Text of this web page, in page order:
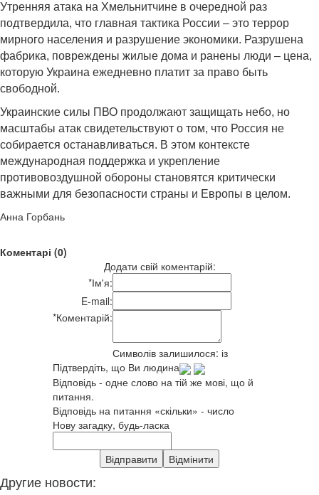
Утренняя атака на Хмельнитчине в очередной раз
подтвердила, что главная тактика России – это террор
мирного населения и разрушение экономики. Разрушена
фабрика, повреждены жилые дома и ранены люди – цена,
которую Украина ежедневно платит за право быть
свободной.
Украинские силы ПВО продолжают защищать небо, но
масштабы атак свидетельствуют о том, что Россия не
собирается останавливаться. В этом контексте
международная поддержка и укрепление
противовоздушной обороны становятся критически
важными для безопасности страны и Европы в целом.
Анна Горбань
Коментарі (0)
Додати свій коментарій:
*Ім'я:
E-mail:
*Коментарій:
Символів залишилося: із
Підтвердіть, що Ви людина
Відповідь - одне слово на тій же мові, що й
питання.
Відповідь на питання «скільки» - число
Нову загадку, будь-ласка
Другие новости: